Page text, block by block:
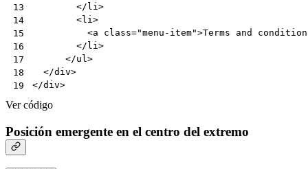
13
14
15
16
17
18
19
</ li>
<li>
<a class="menu-item">Terms and
</ li>
</ul>
</div>
</div>
Ver código
Posición emergente en el centro del extremo